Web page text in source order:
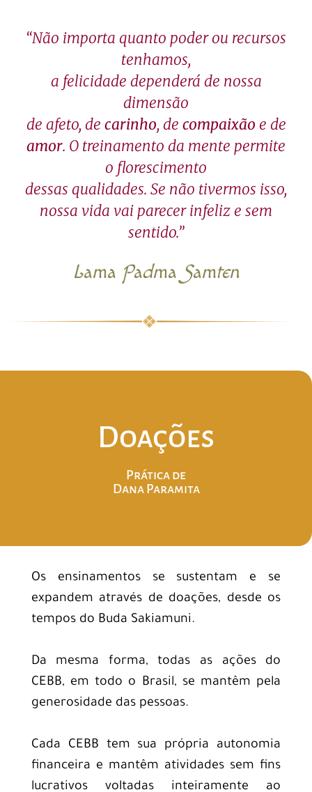
“Não importa quanto poder ou recursos
tenhamos,
a felicidade dependerá de nossa
dimensão
de afeto, de carinho, de compaixão e de
amor. O treinamento da mente permite
o florescimento
dessas qualidades. Se não tivermos isso,
nossa vida vai parecer infeliz e sem
sentido.”
Lama Padma Samten
Doações
Prática de
Dana Paramita
Os ensinamentos se sustentam e se
expandem através de doações, desde os
tempos do Buda Sakiamuni.
Da mesma forma, todas as ações do
CEBB, em todo o Brasil, se mantêm pela
generosidade das pessoas.
Cada CEBB tem sua própria autonomia
financeira e mantêm atividades sem fins
lucrativos voltadas inteiramente ao